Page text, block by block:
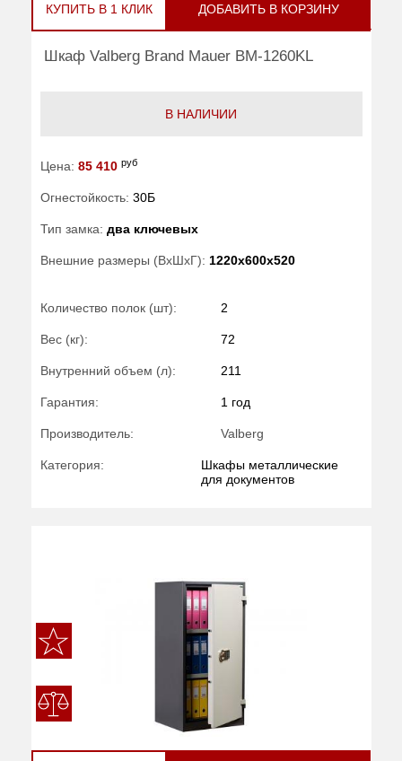
КУПИТЬ В 1 КЛИК ДОБАВИТЬ В КОРЗИНУ
Шкаф Valberg Brand Mauer BM-1260KL
В НАЛИЧИИ
Цена: 85 410 руб
Огнестойкость: 30Б
Тип замка: два ключевых
Внешние размеры (ВхШхГ): 1220x600x520
Количество полок (шт): 2
Вес (кг): 72
Внутренний объем (л): 211
Гарантия: 1 год
Производитель: Valberg
Категория:
Шкафы металлические
для документов